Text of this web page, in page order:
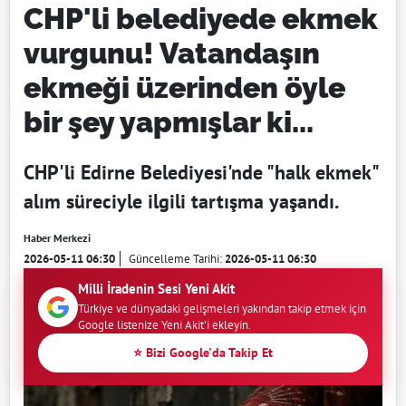
CHP'li belediyede ekmek
vurgunu! Vatandaşın
ekmeği üzerinden öyle
bir şey yapmışlar ki...
CHP'li Edirne Belediyesi'nde "halk ekmek"
alım süreciyle ilgili tartışma yaşandı.
Haber Merkezi
2026-05-11 06:30 Güncelleme Tarihi:2026-05-11 06:30
Milli İradenin Sesi Yeni Akit
Türkiye ve dünyadaki gelişmeleri yakından takip etmek için
Google listenize Yeni Akit'i ekleyin.
⭐ Bizi Google'da Takip Et